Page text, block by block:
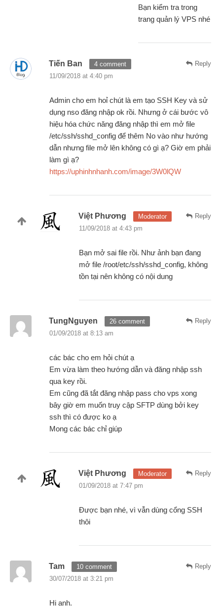
Bạn kiểm tra trong
trang quản lý VPS nhé
Reply
Tiến Ban
4 comment
11/09/2018 at 4:40 pm
Admin cho em hoỉ chút là em tạo SSH Key và sử
dụng nso đăng nhập ok rồi. Nhưng ở cái bước vô
hiệu hóa chức năng đăng nhập thì em mở file
/etc/ssh/sshd_config để thêm No vào như hướng
dẫn nhưng file mở lên không có gì ạ? Giờ em phải
làm gì ạ?
https://uphinhnhanh.com/image/3W0lQW
Reply
Việt Phương
Moderator
11/09/2018 at 4:43 pm
Bạn mở sai file rồi. Như ảnh bạn đang
mở file /root/etc/ssh/sshd_config, không
tồn tại nên không có nội dung
Reply
TungNguyen
26 comment
01/09/2018 at 8:13 am
các bác cho em hỏi chút ạ
Em vừa làm theo hướng dẫn và đăng nhập ssh
qua key rồi.
Em cũng đã tắt đăng nhập pass cho vps xong
bây giờ em muốn truy cập SFTP dùng bởi key
ssh thì có được ko ạ
Mong các bác chỉ giúp
Reply
Việt Phương
Moderator
01/09/2018 at 7:47 pm
Được bạn nhé, vì vẫn dùng cổng SSH
thôi
Reply
Tam
10 comment
30/07/2018 at 3:21 pm
Hi anh.